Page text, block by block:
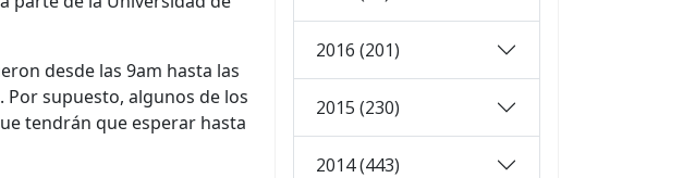
desde las 9am hasta las
. Por supuesto, algunos de los
tendrán que esperar hasta
2016 (201)
2015 (230)
2014 (443)